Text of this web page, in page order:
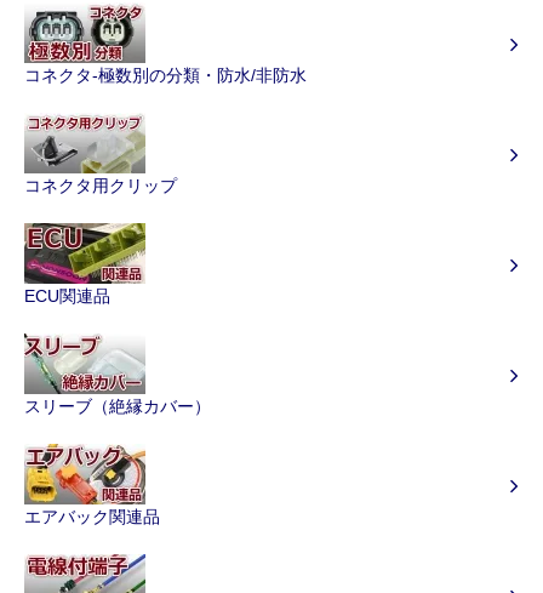
コネクタ-極数別の分類・防水/非防水
コネクタ用クリップ
ECU関連品
スリーブ（絶縁カバー）
エアバック関連品